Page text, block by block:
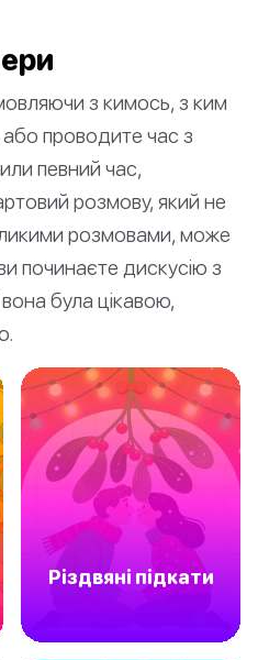
з кимось, з ким
проводите час з
певний час,
розмову, який не
розмовами, може
починаєте дискусію з
була цікавою,
Різдвяні підкати